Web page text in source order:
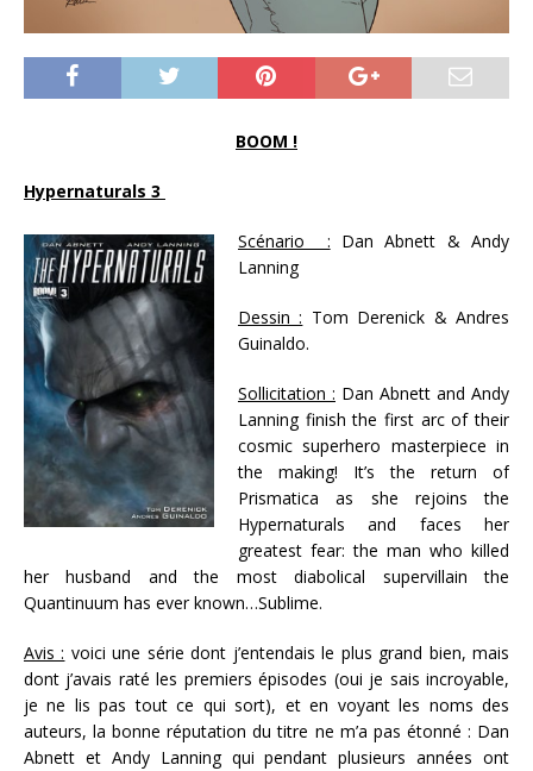
BOOM !
Hypernaturals 3
Scénario : Dan Abnett & Andy
Lanning
Dessin : Tom Derenick & Andres
Guinaldo.
Sollicitation : Dan Abnett and Andy
Lanning finish the first arc of their
cosmic superhero masterpiece in
the making! It’s the return of
Prismatica as she rejoins the
Hypernaturals and faces her
greatest fear: the man who killed
her husband and the most diabolical supervillain the
Quantinuum has ever known…Sublime.
Avis : voici une série dont j’entendais le plus grand bien, mais
dont j’avais raté les premiers épisodes (oui je sais incroyable,
je ne lis pas tout ce qui sort), et en voyant les noms des
auteurs, la bonne réputation du titre ne m’a pas étonné : Dan
Abnett et Andy Lanning qui pendant plusieurs années ont